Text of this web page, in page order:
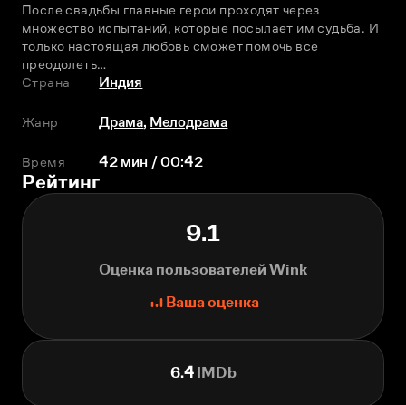
После свадьбы главные герои проходят через
множество испытаний, которые посылает им судьба. И
только настоящая любовь сможет помочь все
преодолеть…
Страна
Индия
Жанр Драма, Мелодрама
Время 42 мин / 00:42
Рейтинг
9.1
Оценка пользователей Wink
Ваша оценка
6.4IMDb